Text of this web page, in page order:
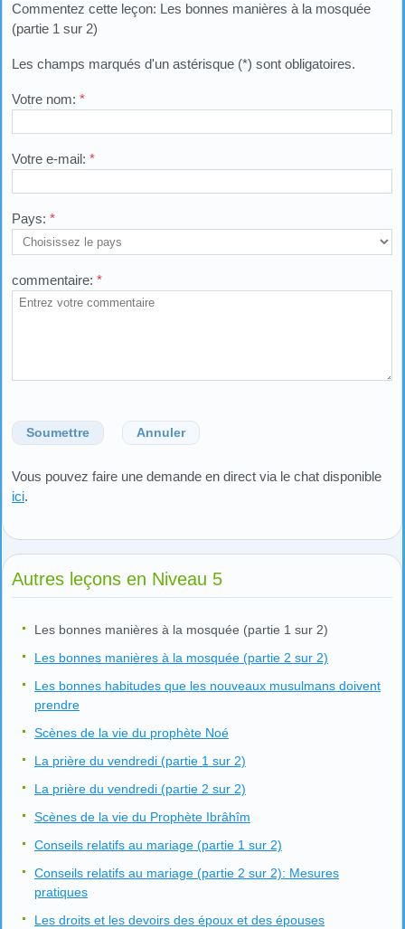
Commentez cette leçon: Les bonnes manières à la mosquée
(partie 1 sur 2)
Les champs marqués d'un astérisque (*) sont obligatoires.
Votre nom: *
Votre e-mail: *
Pays: *
commentaire: *
Soumettre Annuler
Vous pouvez faire une demande en direct via le chat disponible
ici.
Autres leçons en Niveau 5
Les bonnes manières à la mosquée (partie 1 sur 2)
Les bonnes manières à la mosquée (partie 2 sur 2)
Les bonnes habitudes que les nouveaux musulmans doivent
prendre
Scènes de la vie du prophète Noé
La prière du vendredi (partie 1 sur 2)
La prière du vendredi (partie 2 sur 2)
Scènes de la vie du Prophète Ibrâhîm
Conseils relatifs au mariage (partie 1 sur 2)
Conseils relatifs au mariage (partie 2 sur 2): Mesures
pratiques
Les droits et les devoirs des époux et des épouses